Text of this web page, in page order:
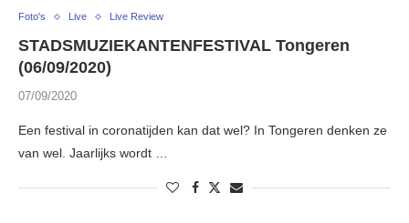
Foto's Live Live Review
STADSMUZIEKANTENFESTIVAL Tongeren
(06/09/2020)
07/09/2020
Een festival in coronatijden kan dat wel? In Tongeren denken ze
van wel. Jaarlijks wordt …